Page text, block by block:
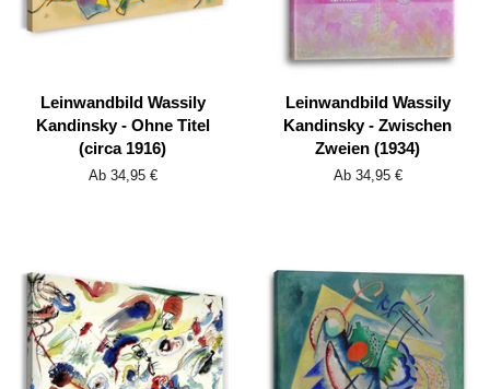
Leinwandbild Wassily
Kandinsky - Ohne Titel
(circa 1916)
Ab 34,95 €
Leinwandbild Wassily
Kandinsky - Zwischen
Zweien (1934)
Ab 34,95 €